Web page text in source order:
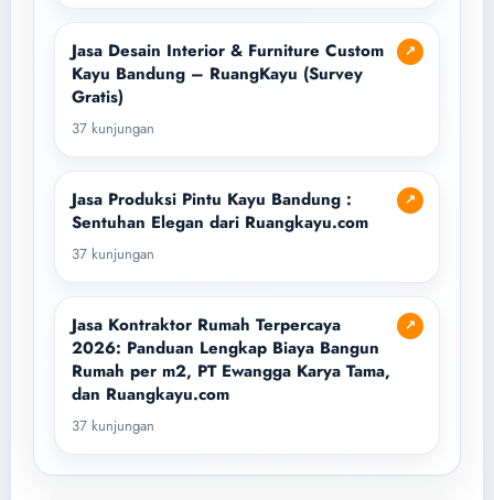
↗
Jasa Desain Interior & Furniture Custom
Kayu Bandung – RuangKayu (Survey
Gratis)
37 kunjungan
↗
Jasa Produksi Pintu Kayu Bandung :
Sentuhan Elegan dari Ruangkayu.com
37 kunjungan
↗
Jasa Kontraktor Rumah Terpercaya
2026: Panduan Lengkap Biaya Bangun
Rumah per m2, PT Ewangga Karya Tama,
dan Ruangkayu.com
37 kunjungan